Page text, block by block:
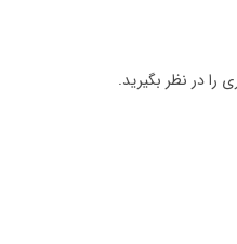
را در نظر بگیرید.